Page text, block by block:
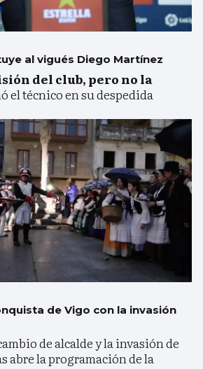
al vigués Diego Martínez
del club, pero no la
el técnico en su despedida
de Vigo con la invasión
de alcalde y la invasión de
abre la programación de la